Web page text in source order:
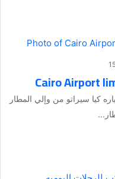
Cairo Airport
كيا سيراتو من وإلي المطار